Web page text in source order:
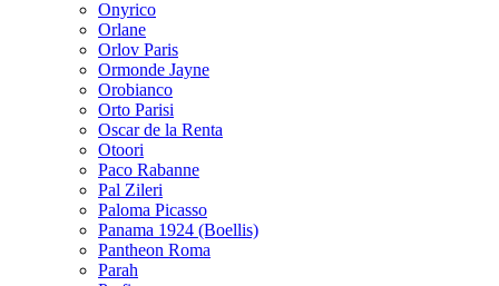
Onyrico
Orlane
Orlov Paris
Ormonde Jayne
Orobianco
Orto Parisi
Oscar de la Renta
Otoori
Paco Rabanne
Pal Zileri
Paloma Picasso
Panama 1924 (Boellis)
Pantheon Roma
Parah